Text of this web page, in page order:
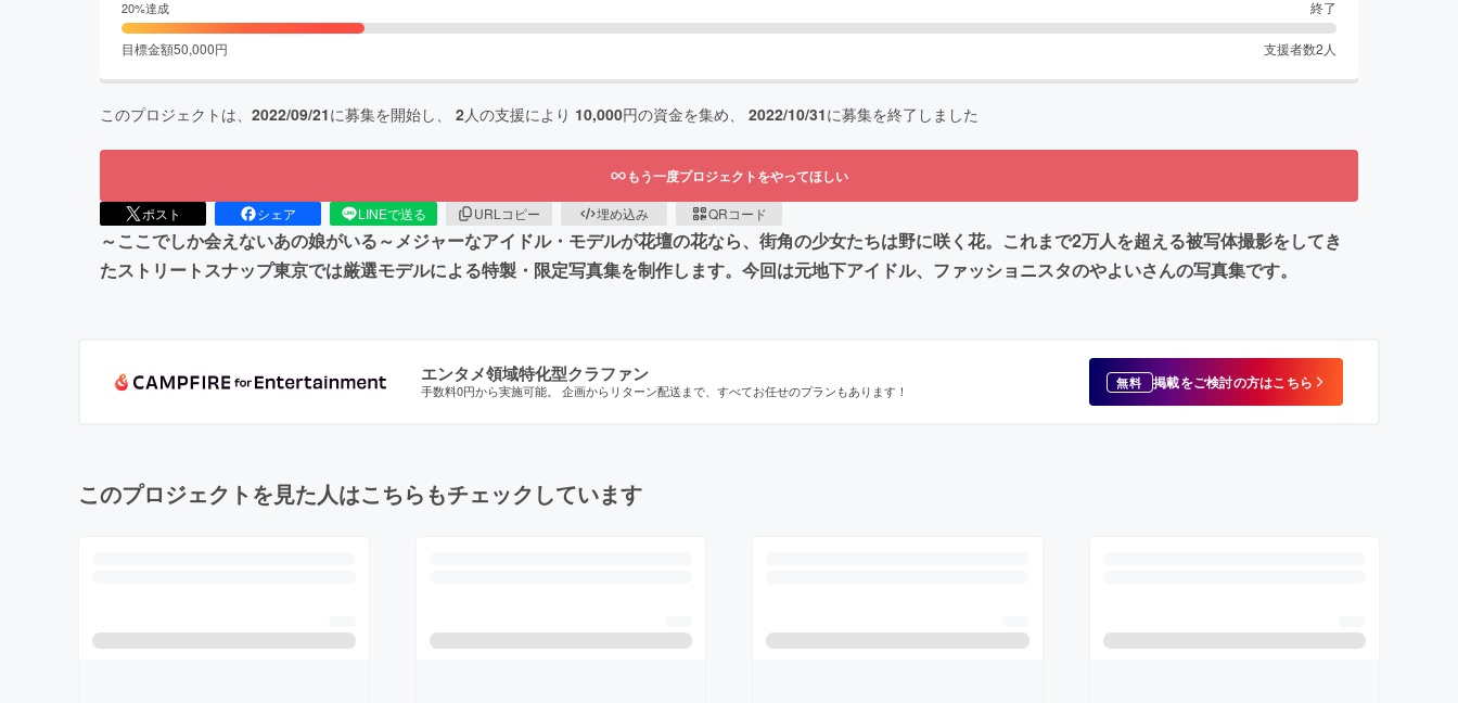
20%達成 終了
目標金額50,000円 支援者数2 人
このプロジェクトは、 2022/09/21に募集を開始し、 2人の支援により 10,000円の資金を集め、 2022/10/31に募集を終了しました
もう一度プロジェクトをやってほしい
ポスト シェア LINEで送る URLコピー 埋め込み QRコード
～ここでしか会えないあの娘がいる～メジャーなアイドル・モデルが花壇の花なら、街角の少女たちは野に咲く花。これまで2万人を超える被写体撮影をしてき
たストリートスナップ東京では厳選モデルによる特製・限定写真集を制作します。今回は元地下アイドル、ファッショニスタのやよいさんの写真集です。
エンタメ領域特化型クラファン
手数料0円から実施可能。 企画からリターン配送まで、すべてお任せのプランもあります！ 無料 掲載をご検討の方はこちら
このプロジェクトを見た人はこちらもチェックしています